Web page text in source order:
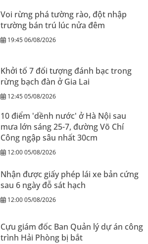
Voi rừng phá tường rào, đột nhập
trường bán trú lúc nửa đêm
19:45 06/08/2026
Khởi tố 7 đối tượng đánh bạc trong
rừng bạch đàn ở Gia Lai
12:45 05/08/2026
10 điểm 'dềnh nước' ở Hà Nội sau
mưa lớn sáng 25-7, đường Võ Chí
Công ngập sâu nhất 30cm
12:00 05/08/2026
Nhận được giấy phép lái xe bản cứng
sau 6 ngày đỗ sát hạch
12:00 05/08/2026
Cựu giám đốc Ban Quản lý dự án công
trình Hải Phòng bị bắt